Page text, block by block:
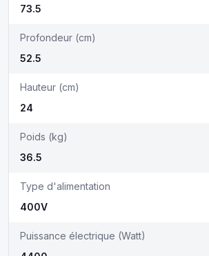
73.5
Profondeur (cm)
52.5
Hauteur (cm)
24
Poids (kg)
36.5
Type d'alimentation
400V
Puissance électrique (Watt)